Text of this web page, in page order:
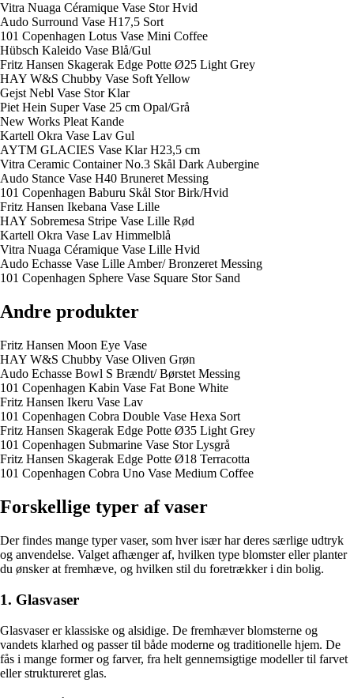
Vitra Nuaga Céramique Vase Stor Hvid
Audo Surround Vase H17,5 Sort
101 Copenhagen Lotus Vase Mini Coffee
Hübsch Kaleido Vase Blå/Gul
Fritz Hansen Skagerak Edge Potte Ø25 Light Grey
HAY W&S Chubby Vase Soft Yellow
Gejst Nebl Vase Stor Klar
Piet Hein Super Vase 25 cm Opal/Grå
New Works Pleat Kande
Kartell Okra Vase Lav Gul
AYTM GLACIES Vase Klar H23,5 cm
Vitra Ceramic Container No.3 Skål Dark Aubergine
Audo Stance Vase H40 Bruneret Messing
101 Copenhagen Baburu Skål Stor Birk/Hvid
Fritz Hansen Ikebana Vase Lille
HAY Sobremesa Stripe Vase Lille Rød
Kartell Okra Vase Lav Himmelblå
Vitra Nuaga Céramique Vase Lille Hvid
Audo Echasse Vase Lille Amber/ Bronzeret Messing
101 Copenhagen Sphere Vase Square Stor Sand
Andre produkter
Fritz Hansen Moon Eye Vase
HAY W&S Chubby Vase Oliven Grøn
Audo Echasse Bowl S Brændt/ Børstet Messing
101 Copenhagen Kabin Vase Fat Bone White
Fritz Hansen Ikeru Vase Lav
101 Copenhagen Cobra Double Vase Hexa Sort
Fritz Hansen Skagerak Edge Potte Ø35 Light Grey
101 Copenhagen Submarine Vase Stor Lysgrå
Fritz Hansen Skagerak Edge Potte Ø18 Terracotta
101 Copenhagen Cobra Uno Vase Medium Coffee
Forskellige typer af vaser
Der findes mange typer vaser, som hver især har deres særlige udtryk
og anvendelse. Valget afhænger af, hvilken type blomster eller planter
du ønsker at fremhæve, og hvilken stil du foretrækker i din bolig.
1. Glasvaser
Glasvaser er klassiske og alsidige. De fremhæver blomsterne og
vandets klarhed og passer til både moderne og traditionelle hjem. De
fås i mange former og farver, fra helt gennemsigtige modeller til farvet
eller struktureret glas.